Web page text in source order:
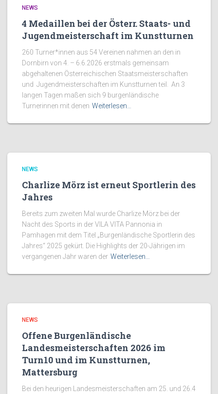
NEWS
4 Medaillen bei der Österr. Staats- und
Jugendmeisterschaft im Kunstturnen
260 Turner*innen aus 54 Vereinen nahmen an den in
Dornbirn von 4. – 6.6.2026 erstmals gemeinsam
abgehaltenen Österreichischen Staatsmeisterschaften
und Jugendmeisterschaften im Kunstturnen teil. An 3
langen Tagen maßen sich 9 burgenländische
Turnerinnen mit denen Weiterlesen…
NEWS
Charlize Mörz ist erneut Sportlerin des
Jahres
Bereits zum zweiten Mal wurde Charlize Mörz bei der
Nacht des Sports in der VILA VITA Pannonia in
Pamhagen mit dem Titel „Burgenländische Sportlerin des
Jahres“ 2025 gekürt. Die Highlights der 20-Jährigen im
vergangenen Jahr waren der Weiterlesen…
NEWS
Offene Burgenländische
Landesmeisterschaften 2026 im
Turn10 und im Kunstturnen,
Mattersburg
Bei den heurigen Landesmeisterschaften am 25. und 26.4